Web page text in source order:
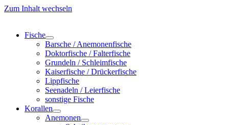
Zum Inhalt wechseln
Fische
Barsche / Anemonenfische
Doktorfische / Falterfische
Grundeln / Schleimfische
Kaiserfische / Drückerfische
Lippfische
Seenadeln / Leierfische
sonstige Fische
Korallen
Anemonen